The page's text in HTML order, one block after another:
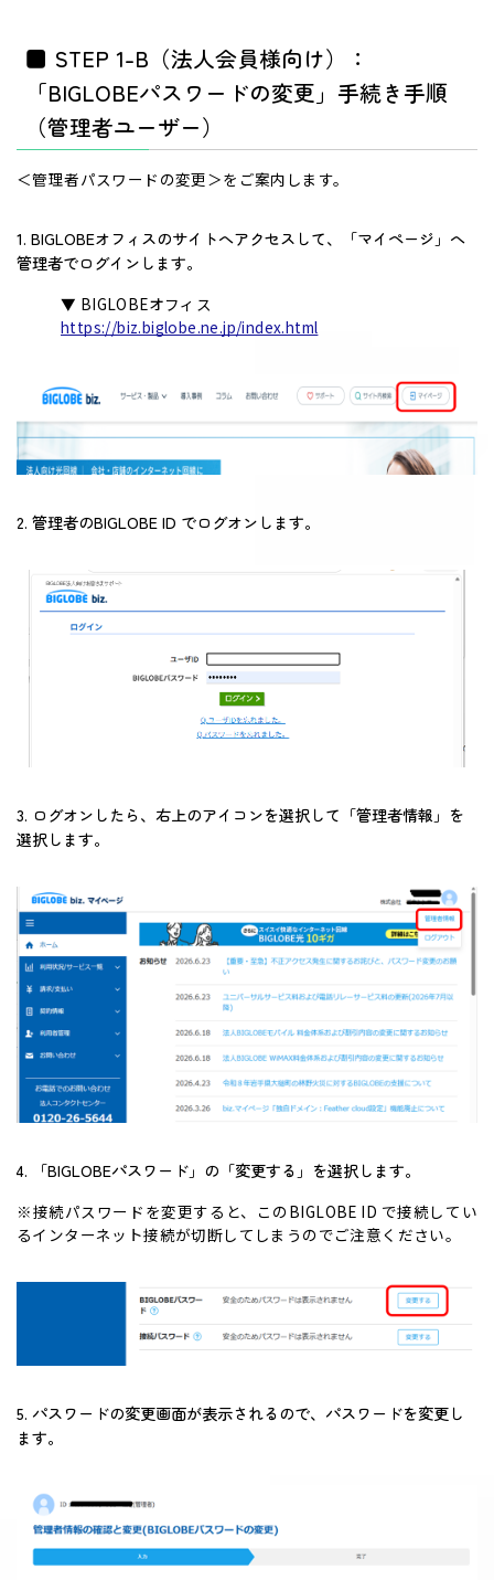
■ STEP 1-B（法人会員様向け）：
「BIGLOBEパスワードの変更」手続き手順
（管理者ユーザー）
＜管理者パスワードの変更＞をご案内します。
1. BIGLOBEオフィスのサイトへアクセスして、「マイページ」へ
管理者でログインします。
▼ BIGLOBEオフィス
https://biz.biglobe.ne.jp/index.html
2. 管理者のBIGLOBE ID でログオンします。
3. ログオンしたら、右上のアイコンを選択して「管理者情報」を
選択します。
4. 「BIGLOBEパスワード」の「変更する」を選択します。
※接続パスワードを変更すると、このBIGLOBE ID で接続してい
るインターネット接続が切断してしまうのでご注意ください。
5. パスワードの変更画面が表示されるので、パスワードを変更し
ます。